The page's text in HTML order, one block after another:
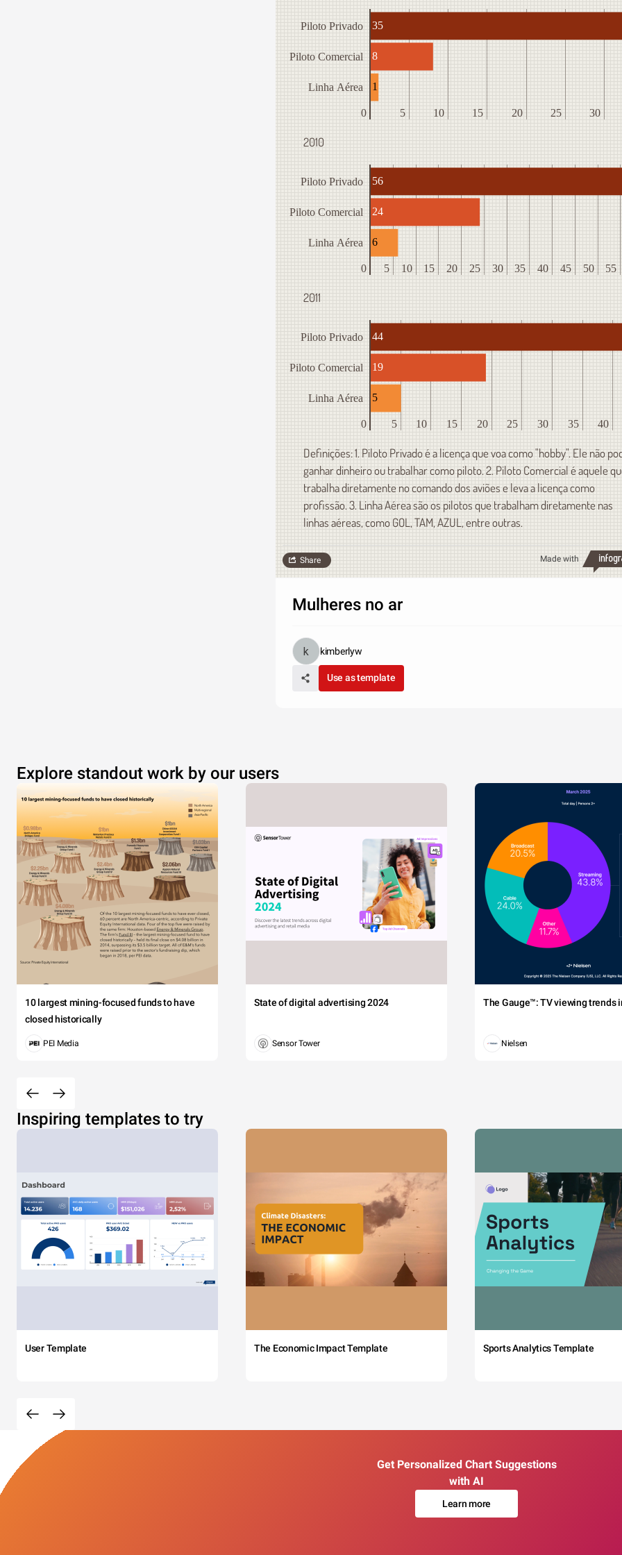
Piloto Privado
Piloto Comercial
Linha Aérea
0 5 10 15 20 25 30
35
8
1
2010
Piloto Privado
Piloto Comercial
Linha Aérea
0 5 10 15 20 25 30 35 40 45 50 55
56
24
6
2011
Piloto Privado
Piloto Comercial
Linha Aérea
0 5 10 15 20 25 30 35 40
44
19
5
Definições: 1. Piloto Privado é a licença que voa como "hobby". Ele não
ganhar dinheiro ou trabalhar como piloto. 2. Piloto Comercial é aquele
trabalha diretamente no comando dos aviões e leva a licença como
profissão. 3. Linha Aérea são os pilotos que trabalham diretamente nas
linhas aéreas, como GOL, TAM, AZUL, entre outras.
Made with
Share
Mulheres no ar
kimberlyw
Use as template
Explore standout work by our users
10 largest mining-focused funds to have
closed historically
PEI Media
State of digital advertising 2024
Sensor Tower
The Gauge™: TV viewing trends
Nielsen
Inspiring templates to try
User Template The Economic Impact Template Sports Analytics Template
Get Personalized Chart Suggestions
with AI
Learn more